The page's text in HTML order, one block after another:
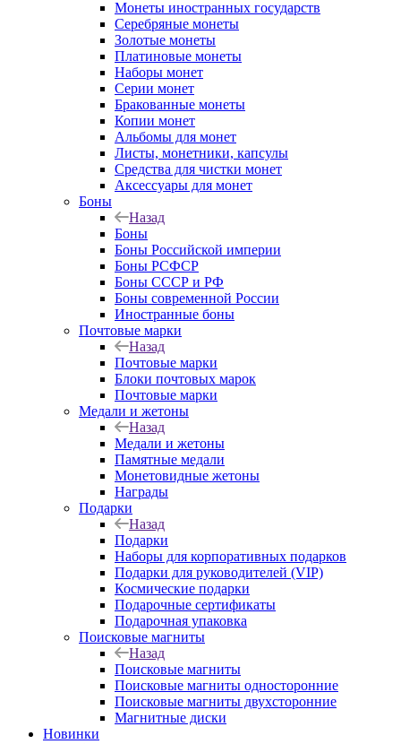
Монеты иностранных государств
Серебряные монеты
Золотые монеты
Платиновые монеты
Наборы монет
Серии монет
Бракованные монеты
Копии монет
Альбомы для монет
Листы, монетники, капсулы
Средства для чистки монет
Аксессуары для монет
Боны
Назад
Боны
Боны Российской империи
Боны РСФСР
Боны СССР и РФ
Боны современной России
Иностранные боны
Почтовые марки
Назад
Почтовые марки
Блоки почтовых марок
Почтовые марки
Медали и жетоны
Назад
Медали и жетоны
Памятные медали
Монетовидные жетоны
Награды
Подарки
Назад
Подарки
Наборы для корпоративных подарков
Подарки для руководителей (VIP)
Космические подарки
Подарочные сертификаты
Подарочная упаковка
Поисковые магниты
Назад
Поисковые магниты
Поисковые магниты односторонние
Поисковые магниты двухсторонние
Магнитные диски
Новинки